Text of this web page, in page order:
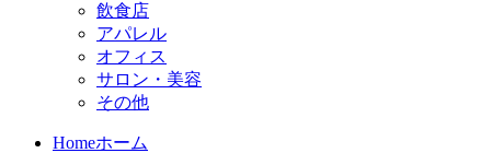
飲食店
アパレル
オフィス
サロン・美容
その他
Homeホーム